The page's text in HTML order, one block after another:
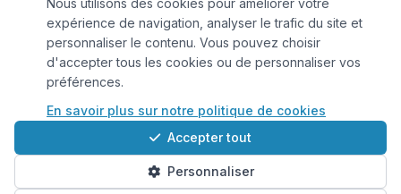
© 2026 Keejob.com. Tous droits réservés.
Conditions et règlement
Cookies
Qui sommes-nous?
Nous utilisons des cookies pour améliorer votre
expérience de navigation, analyser le trafic du site et
personnaliser le contenu. Vous pouvez choisir
d'accepter tous les cookies ou de personnaliser vos
préférences.
En savoir plus sur notre politique de cookies
Accepter tout
Personnaliser